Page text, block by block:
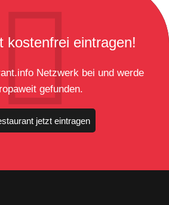
kostenfrei eintragen!
Netzwerk bei und werde
gefunden.
jetzt eintragen